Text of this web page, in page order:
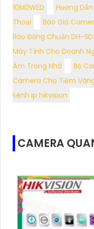
10M0WED
Hướng
Thoại
Báo Giá
Báo Động Chuẩn DH-
Máy Tính Cho Doanh
Âm Trong Nhà
Bộ
Camera Cho Tiệm
kênh ip hikvision
CAMERA